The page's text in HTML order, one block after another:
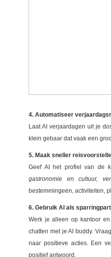
4. Automatiseer
Laat AI verjaardagen uit je
klein gebaar dat vaak een
5. Maak sneller
Geef AI het profiel van de
gastronomie en cultuur,
bestemmingeen, activiteiten,
6. Gebruik AI als
Werk je alleen op kantoor
chatten met je AI buddy.
naar positieve acties. Een
positief antwoord.